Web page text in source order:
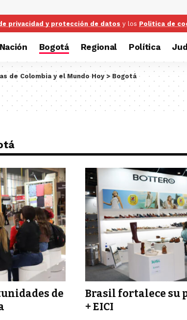
privacidad y protección de datos y los Politica de
Nación Bogotá Regional Política
de Colombia y el Mundo Hoy> Bogotá
de
Brasil fortalece su
+ EICI